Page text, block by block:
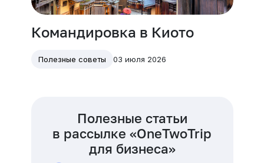
Командировка в Киото
Полезные советы 03 июля 2026
Полезные статьи
в рассылке «OneTwoTrip
для бизнеса»